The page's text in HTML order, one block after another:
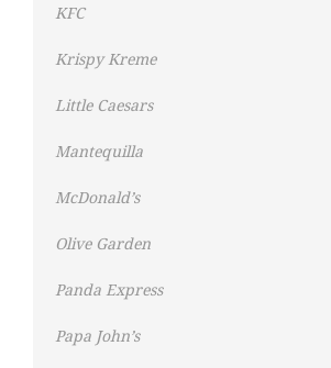
KFC
Krispy Kreme
Little Caesars
Mantequilla
McDonald’s
Olive Garden
Panda Express
Papa John’s